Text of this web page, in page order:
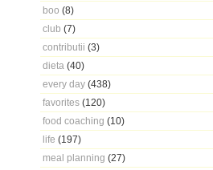
boo (8)
club (7)
contributii (3)
dieta (40)
every day (438)
favorites (120)
food coaching (10)
life (197)
meal planning (27)